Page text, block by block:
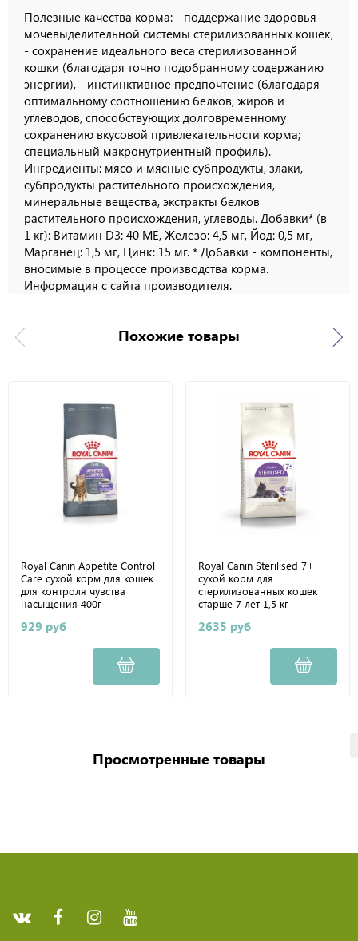
Полезные качества корма: - поддержание здоровья
мочевыделительной системы стерилизованных кошек,
- сохранение идеального веса стерилизованной
кошки (благодаря точно подобранному содержанию
энергии), - инстинктивное предпочтение (благодаря
оптимальному соотношению белков, жиров и
углеводов, способствующих долговременному
сохранению вкусовой привлекательности корма;
специальный макронутриентный профиль).
Ингредиенты: мясо и мясные субпродукты, злаки,
субпродукты растительного происхождения,
минеральные вещества, экстракты белков
растительного происхождения, углеводы. Добавки* (в
1 кг): Витамин D3: 40 ME, Железо: 4,5 мг, Йод: 0,5 мг,
Марганец: 1,5 мг, Цинк: 15 мг. * Добавки - компоненты,
вносимые в процессе производства корма.
Информация с сайта производителя.
Похожие товары
Royal Canin Appetite Control
Care сухой корм для кошек
для контроля чувства
насыщения 400г
929 руб
Royal Canin Sterilised 7+
сухой корм для
стерилизованных кошек
старше 7 лет 1,5 кг
2635 руб
Просмотренные товары